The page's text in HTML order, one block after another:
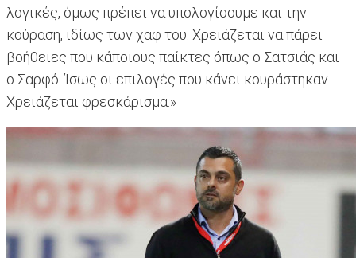
λογικές, όμως πρέπει να υπολογίσουμε και την
κούραση, ιδίως των χαφ του. Χρειάζεται να πάρει
βοήθειες που κάποιους παίκτες όπως ο Σατσιάς και
ο Σαρφό. Ίσως οι επιλογές που κάνει κουράστηκαν.
Χρειάζεται φρεσκάρισμα.»